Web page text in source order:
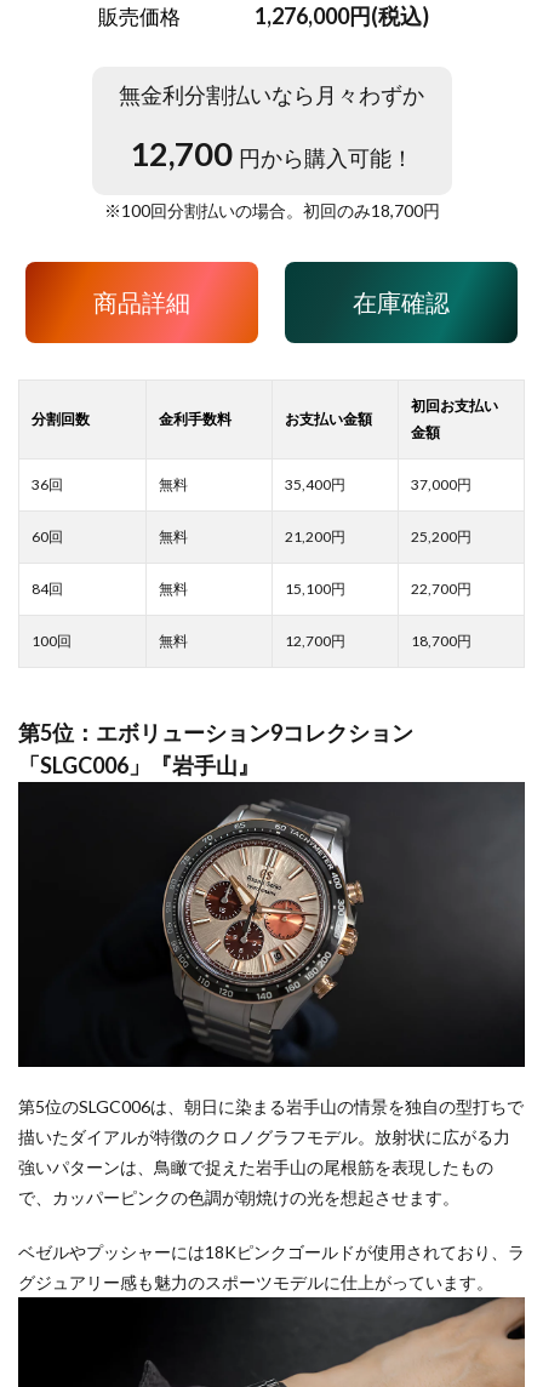
販売価格 1,276,000円(税込)
無金利分割払いなら月々わずか
12,700 円から購入可能！
※100回分割払いの場合。初回のみ18,700円
商品詳細 在庫確認
35,400 37,000
21,200 25,200
15,100 22,700
12,700 18,700
第5位：エボリューション9コレクション
「SLGC006」『岩手山』
第5位のSLGC006は、朝日に染まる岩手山の情景を独自の型打ちで
描いたダイアルが特徴のクロノグラフモデル。放射状に広がる力
強いパターンは、鳥瞰で捉えた岩手山の尾根筋を表現したもの
で、カッパーピンクの色調が朝焼けの光を想起させます。
ベゼルやプッシャーには18Kピンクゴールドが使用されており、ラ
グジュアリー感も魅力のスポーツモデルに仕上がっています。